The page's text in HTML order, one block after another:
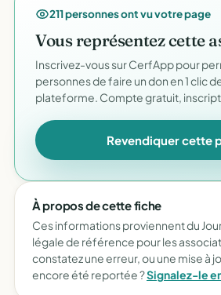
211 personnes ont vu votre page
Vous représentez cette
Inscrivez-vous sur CerfApp pour
personnes de faire un don en 1 clic
plateforme. Compte gratuit,
Revendiquer cette
À propos de cette fiche
Ces informations proviennent du
légale de référence pour les
constatez une erreur, ou une mise à
encore été reportée ?Signalez-le